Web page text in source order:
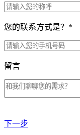
您的联系方式是？ *
留言
下一步